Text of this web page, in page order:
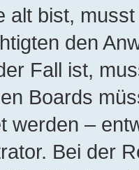
alt bist,
den
Fall ist,
Boards
werden –
Bei der